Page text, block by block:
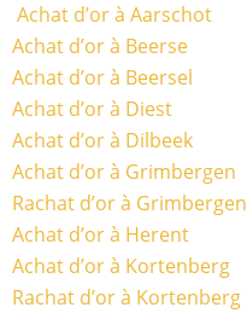
Achat d’or à Aarschot
Achat d’or à Beerse
Achat d’or à Beersel
Achat d’or à Diest
Achat d’or à Dilbeek
Achat d’or à Grimbergen
Rachat d’or à Grimbergen
Achat d’or à Herent
Achat d’or à Kortenberg
Rachat d’or à Kortenberg